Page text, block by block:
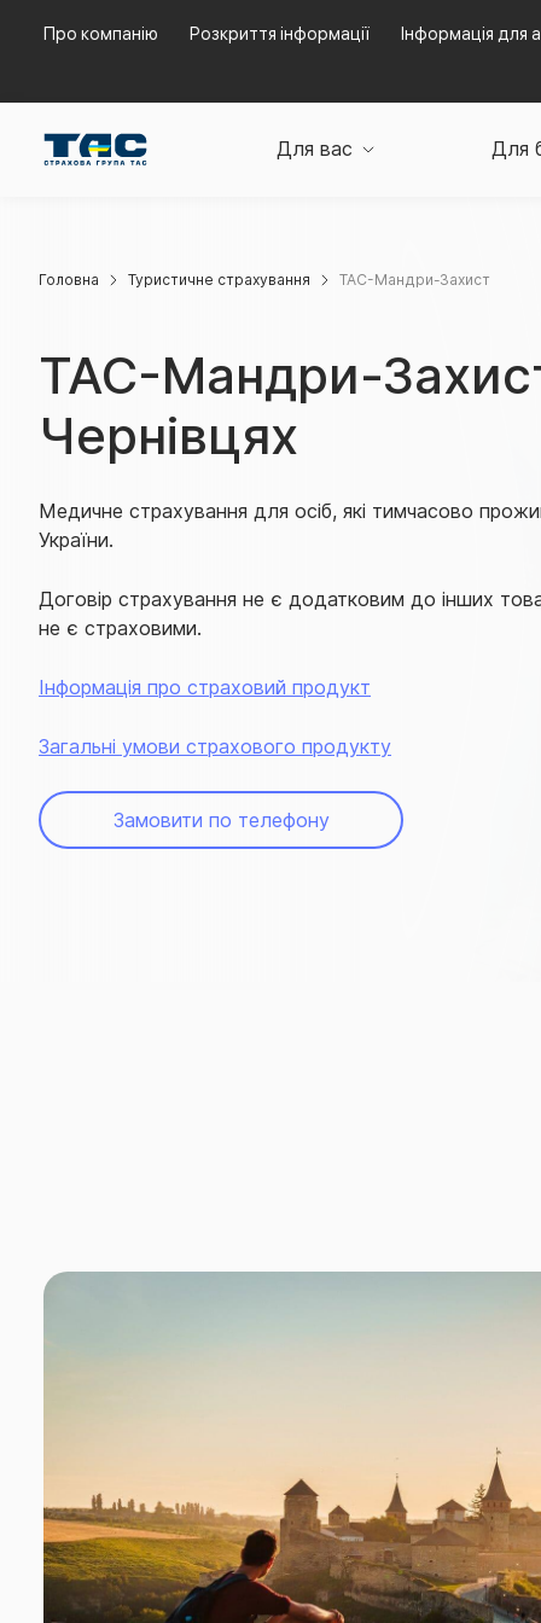
Про компанію Розкриття інформації Інформація для
Для вас Для
Головна Туристичне страхування ТАС-Мандри-Захист
ТАС-Мандри-
Чернівцях
Медичне страхування для осіб, які тимчасово
України.
Договір страхування не є додатковим до інших
не є страховими.
Інформація про страховий продукт
Загальні умови страхового продукту
Замовити по телефону